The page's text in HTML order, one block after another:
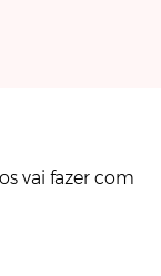
vai fazer com